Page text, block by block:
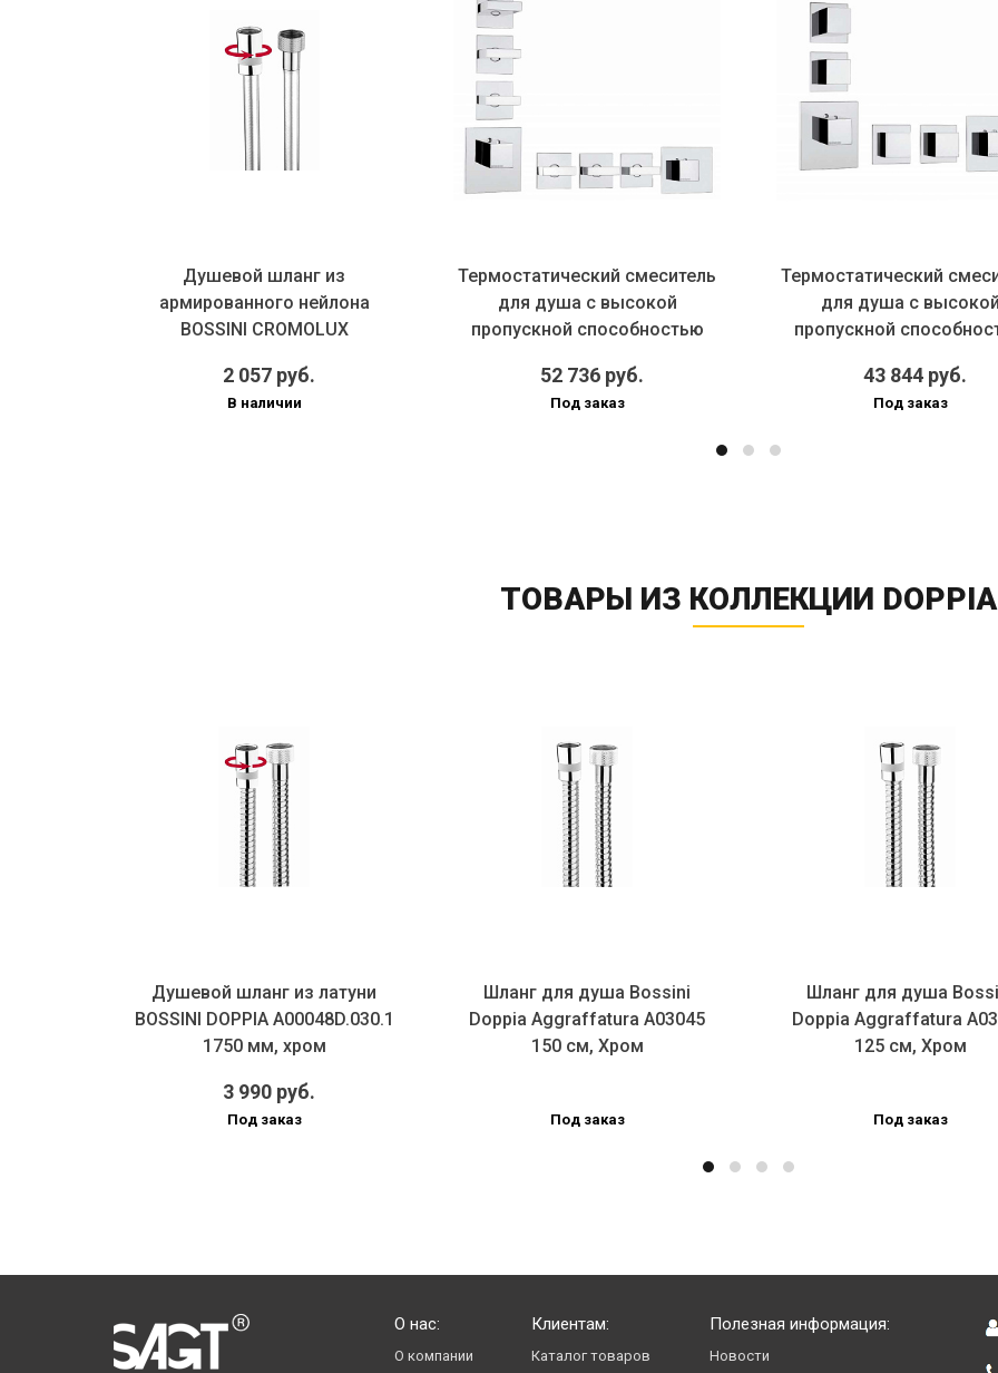
Душевой шланг из
армированного нейлона
BOSSINI CROMOLUX
2 057 руб.
В наличии
Термостатический смеситель
для душа с высокой
пропускной способностью
52 736 руб.
Под заказ
Термостатический
для душа с высокой
пропускной
43 844 руб.
Под заказ
ТОВАРЫ ИЗ КОЛЛЕКЦИИ DOPPIA
Душевой шланг из латуни
BOSSINI DOPPIA A00048D.030.1
1750 мм, хром
3 990 руб.
Под заказ
Шланг для душа Bossini
Doppia Aggraffatura A03045
150 см, Хром
Под заказ
Шланг для душа
Doppia Aggraffatura
125 см, Хром
Под заказ
О нас:
О компании
Клиентам:
Каталог товаров
Полезная информация:
Новости